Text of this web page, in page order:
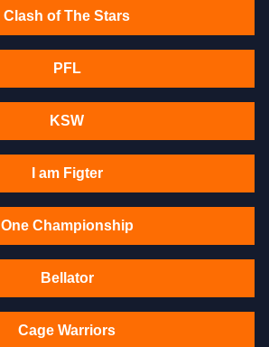
Clash of The Stars
PFL
KSW
I am Figter
One Championship
Bellator
Cage Warriors